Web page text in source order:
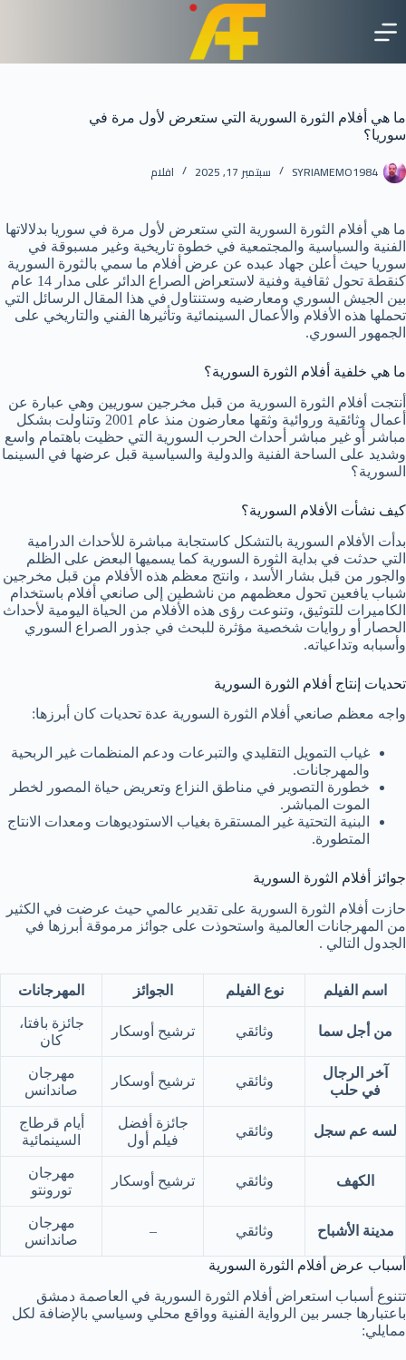
إلى
المحتوى
ما هي أفلام الثورة السورية التي ستعرض لأول مرة في
سوريا؟
SYRIAMEMO1984 سبتمبر 17, 2025 افلام
ما هي أفلام الثورة السورية التي ستعرض لأول مرة في سوريا بدلالاتها
الفنية والسياسية والمجتمعية في خطوة تاريخية وغير مسبوقة في
سوريا حيث أعلن جهاد عبده عن عرض أفلام ما سمي بالثورة السورية
كنقطة تحول ثقافية وفنية لاستعراض الصراع الدائر على مدار 14 عام
بين الجيش السوري ومعارضيه وستنتاول في هذا المقال الرسائل التي
تحملها هذه الأفلام والأعمال السينمائية وتأثيرها الفني والتاريخي على
الجمهور السوري.
ما هي خلفية أفلام الثورة السورية؟
أنتجت أفلام الثورة السورية من قبل مخرجين سوريين وهي عبارة عن
أعمال وثائقية وروائية وثقها معارضون منذ عام 2001 وتناولت بشكل
مباشر أو غير مباشر أحداث الحرب السورية التي حظيت باهتمام واسع
وشديد على الساحة الفنية والدولية والسياسية قبل عرضها في السينما
السورية؟
كيف نشأت الأفلام السورية؟
بدأت الأفلام السورية بالتشكل كاستجابة مباشرة للأحداث الدرامية
التي حدثت في بداية الثورة السورية كما يسميها البعض على الظلم
والجور من قبل بشار الأسد ، وانتج معظم هذه الأفلام من قبل مخرجين
شباب يافعين تحول معظمهم من ناشطين إلى صانعي أفلام باستخدام
الكاميرات للتوثيق، وتنوعت رؤى هذه الأفلام من الحياة اليومية لأحداث
الحصار أو روايات شخصية مؤثرة للبحث في جذور الصراع السوري
وأسبابه وتداعياته.
تحديات إنتاج أفلام الثورة السورية
واجه معظم صانعي أفلام الثورة السورية عدة تحديات كان أبرزها:
غياب التمويل التقليدي والتبرعات ودعم المنظمات غير الربحية
والمهرجانات.
خطورة التصوير في مناطق النزاع وتعريض حياة المصور لخطر
الموت المباشر.
البنية التحتية غير المستقرة بغياب الاستوديوهات ومعدات الانتاج
المتطورة.
جوائز أفلام الثورة السورية
حازت أفلام الثورة السورية على تقدير عالمي حيث عرضت في الكثير
من المهرجانات العالمية واستحوذت على جوائز مرموقة أبرزها في
الجدول التالي .
اسم الفيلم نوع الفيلم الجوائز المهرجانات
من أجل سما وثائقي ترشيح أوسكار
جائزة بافتا،
كان
آخر الرجال
في حلب
وثائقي ترشيح أوسكار
مهرجان
صاندانس
لسه عم سجل وثائقي
جائزة أفضل
فيلم أول
أيام قرطاج
السينمائية
الكهف وثائقي ترشيح أوسكار
مهرجان
تورونتو
مدينة الأشباح وثائقي –
مهرجان
صاندانس
أسباب عرض أفلام الثورة السورية
تتنوع أسباب استعراض أفلام الثورة السورية في العاصمة دمشق
باعتبارها جسر بين الرواية الفنية وواقع محلي وسياسي بالإضافة لكل
ممايلي: